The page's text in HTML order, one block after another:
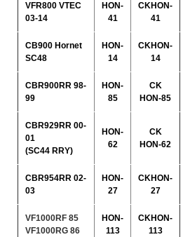
VFR800 VTEC
03-14
HON-
41
CKHON-
41
CB900 Hornet
SC48
HON-
14
CKHON-
14
CBR900RR 98-
99
HON-
85
CK
HON-85
CBR929RR 00-
01
(SC44 RRY)
HON-
62
CK
HON-62
CBR954RR 02-
03
HON-
27
CKHON-
27
VF1000RF 85
VF1000RG 86
HON-
113
CKHON-
113